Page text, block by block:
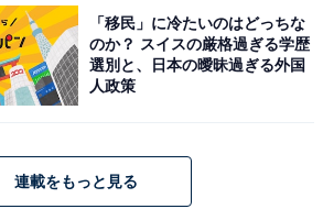
「移民」に冷たいのはどっちな
のか？ スイスの厳格過ぎる学歴
選別と、日本の曖昧過ぎる外国
人政策
連載をもっと見る